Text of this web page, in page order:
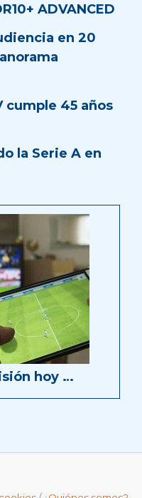
ADVANCED
en 20
cumple 45 años
la Serie A en
hoy …